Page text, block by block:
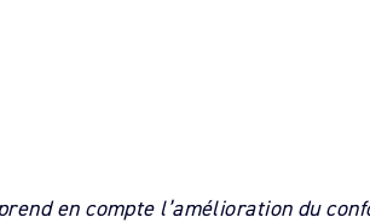
en compte l’amélioration du